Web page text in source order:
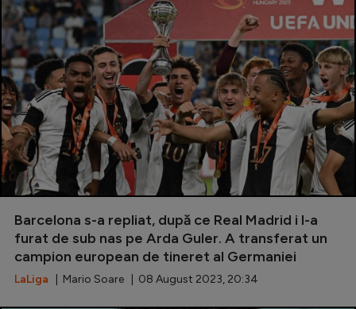
Barcelona s-a repliat, după ce Real Madrid i l-a
furat de sub nas pe Arda Guler. A transferat un
campion european de tineret al Germaniei
LaLiga | Mario Soare | 08 August 2023, 20:34